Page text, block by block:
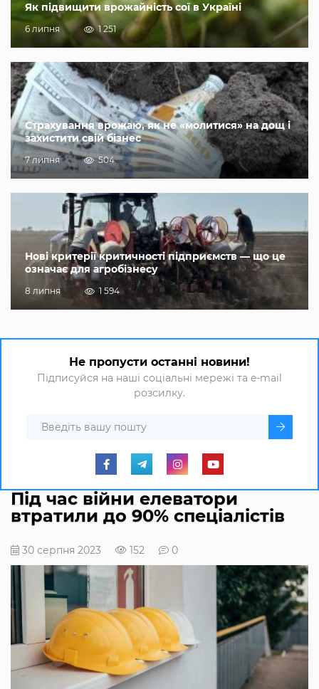
Як підвищити врожайність сої в Україні
6 липня 1 251
Страхування врожаю, як не «молитися» на дощ і
захистити свій бізнес
7 липня 504
Нові критерії критичності підприємств — що це
означає для агробізнесу
8 липня 1 594
Не пропусти останні новини!
Підписуйся на наші соціальні мережі та e-mail
розсилку.
Під час війни елеватори
втратили до 90% спеціалістів
30 серпня 2023 152 0